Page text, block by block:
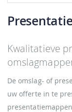
naar
het
de
afbeeldingen-
Kwalitatieve
De omslag- of
uw offerte in te